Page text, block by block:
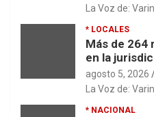
La Voz de:
* LOCALES
Más de 264
en la
agosto 5, 2026
La Voz de:
* NACIONAL